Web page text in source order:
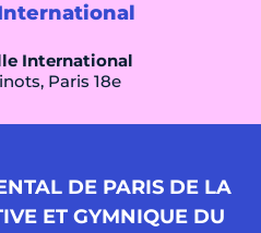
International
Paris 18e
DE PARIS DE LA
ET GYMNIQUE DU